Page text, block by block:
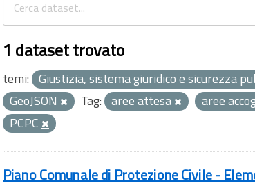
1 dataset trovato
temi: Giustizia, sistema giuridico e sicurezza
GeoJSON
Tag: aree attesa aree
PCPC
Piano Comunale di Protezione Civile -